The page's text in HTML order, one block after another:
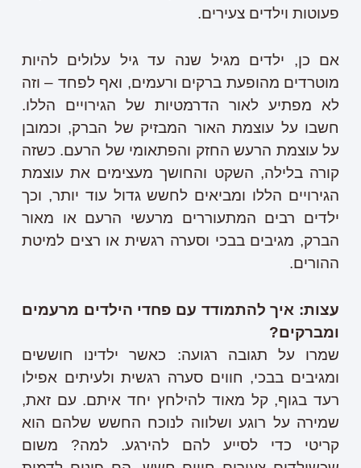
פעוטות וילדים צעירים.
אם כן, ילדים מגיל שנה עד גיל עלולים להיות
מוטרדים מהופעת ברקים ורעמים, ואף לפחד – וזה
לא מפתיע לאור הדרמטיות של הגירויים הללו.
חשבו על עוצמת האור המבזיק של הברק, וכמובן
על עוצמת הרעש החזק והפתאומי של הרעם. כשזה
קורה בלילה, השקט והחושך מעצימים את עוצמת
הגירויים הללו ומביאים לחשש גדול עוד יותר, וכך
ילדים רבים המתעוררים מרעשי הרעם או מאור
הברק, מגיבים בבכי וסערה רגשית או רצים למיטת
ההורים.
עצות: איך להתמודד עם פחדי הילדים מרעמים
ומברקים?
שמרו על תגובה רגועה: כאשר ילדינו חוששים
ומגיבים בבכי, חווים סערה רגשית ולעיתים אפילו
רעד בגוף, קל מאוד להילחץ יחד איתם. עם זאת,
שמירה על רוגע ושלווה לנוכח החשש שלהם הוא
קריטי כדי לסייע להם להירגע. למה? משום